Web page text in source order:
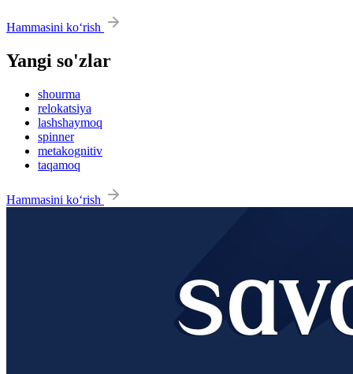
Hammasini ko‘rish
Yangi so'zlar
shourma
relokatsiya
lashshaymoq
spinner
metakognitiv
taqamoq
Hammasini ko‘rish